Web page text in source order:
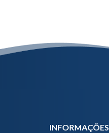
INFORMAÇÕES